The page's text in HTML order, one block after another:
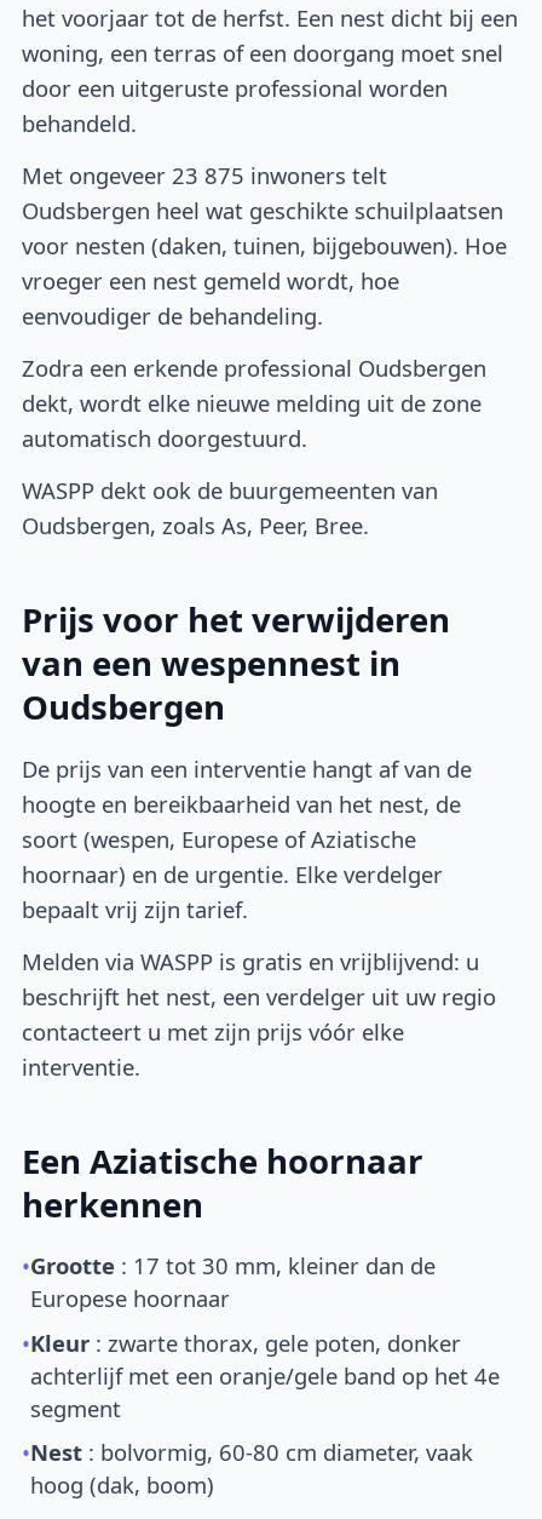
het voorjaar tot de herfst. Een nest dicht bij een
woning, een terras of een doorgang moet snel
door een uitgeruste professional worden
behandeld.
Met ongeveer 23 875 inwoners telt
Oudsbergen heel wat geschikte schuilplaatsen
voor nesten (daken, tuinen, bijgebouwen). Hoe
vroeger een nest gemeld wordt, hoe
eenvoudiger de behandeling.
Zodra een erkende professional Oudsbergen
dekt, wordt elke nieuwe melding uit de zone
automatisch doorgestuurd.
WASPP dekt ook de buurgemeenten van
Oudsbergen, zoals As, Peer, Bree.
Prijs voor het verwijderen
van een wespennest in
Oudsbergen
De prijs van een interventie hangt af van de
hoogte en bereikbaarheid van het nest, de
soort (wespen, Europese of Aziatische
hoornaar) en de urgentie. Elke verdelger
bepaalt vrij zijn tarief.
Melden via WASPP is gratis en vrijblijvend: u
beschrijft het nest, een verdelger uit uw regio
contacteert u met zijn prijs vóór elke
interventie.
Een Aziatische hoornaar
herkennen
•Grootte : 17 tot 30 mm, kleiner dan de
Europese hoornaar
•Kleur : zwarte thorax, gele poten, donker
achterlijf met een oranje/gele band op het 4e
segment
•Nest : bolvormig, 60-80 cm diameter, vaak
hoog (dak, boom)